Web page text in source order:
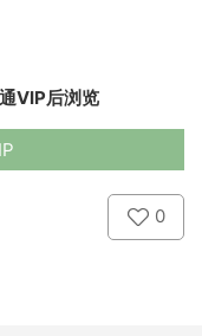
VIP后浏览
0